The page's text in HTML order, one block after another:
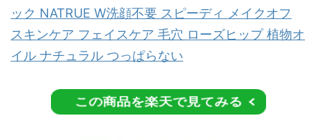
ック NATRUE W洗顔不要 スピーディ メイクオフ
スキンケア フェイスケア 毛穴 ローズヒップ 植物オ
イル ナチュラル つっぱらない
この商品を楽天で見てみる